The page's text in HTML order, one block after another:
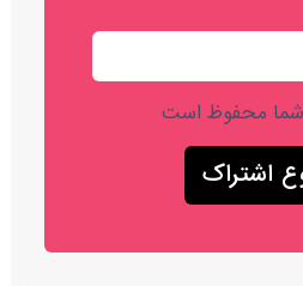
شما محفوظ است